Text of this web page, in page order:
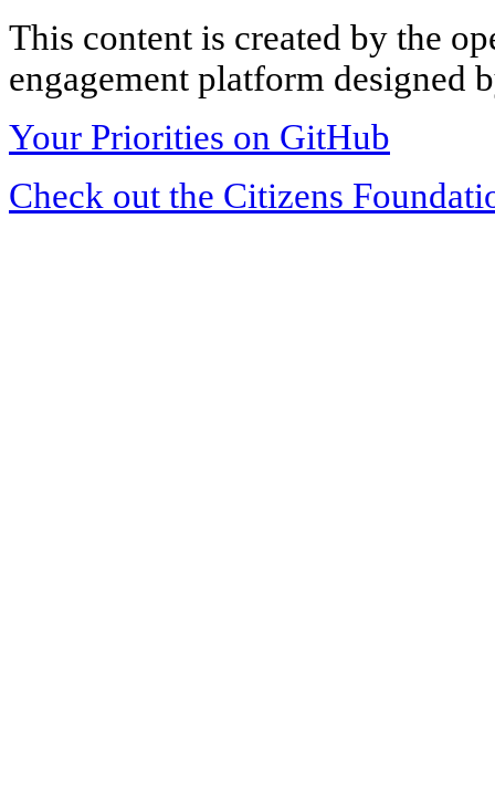
This content is created by the
engagement platform designed
Your Priorities on GitHub
Check out the Citizens